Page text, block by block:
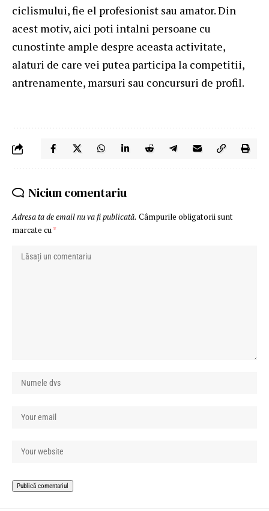
ciclismului, fie el profesionist sau amator. Din
acest motiv, aici poti intalni persoane cu
cunostinte ample despre aceasta activitate,
alaturi de care vei putea participa la competitii,
antrenamente, marsuri sau concursuri de profil.
Niciun comentariu
Adresa ta de email nu va fi publicată. Câmpurile obligatorii sunt
marcate cu*